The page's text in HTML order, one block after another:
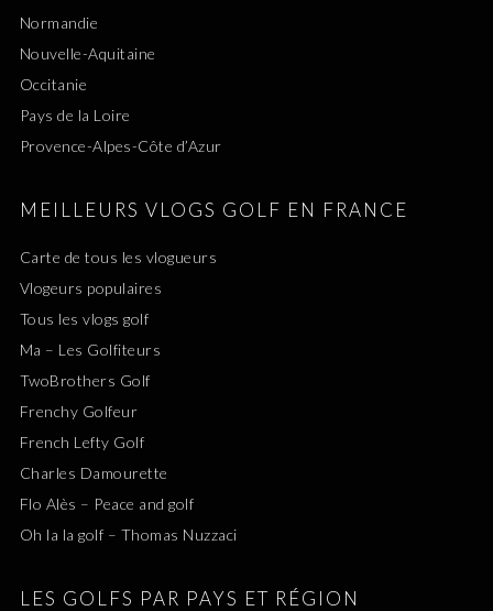
Normandie
Nouvelle-Aquitaine
Occitanie
Pays de la Loire
Provence-Alpes-Côte d’Azur
MEILLEURS VLOGS GOLF EN FRANCE
Carte de tous les vlogueurs
Vlogeurs populaires
Tous les vlogs golf
Ma – Les Golfiteurs
TwoBrothers Golf
Frenchy Golfeur
French Lefty Golf
Charles Damourette
Flo Alès – Peace and golf
Oh la la golf – Thomas Nuzzaci
LES GOLFS PAR PAYS ET RÉGION